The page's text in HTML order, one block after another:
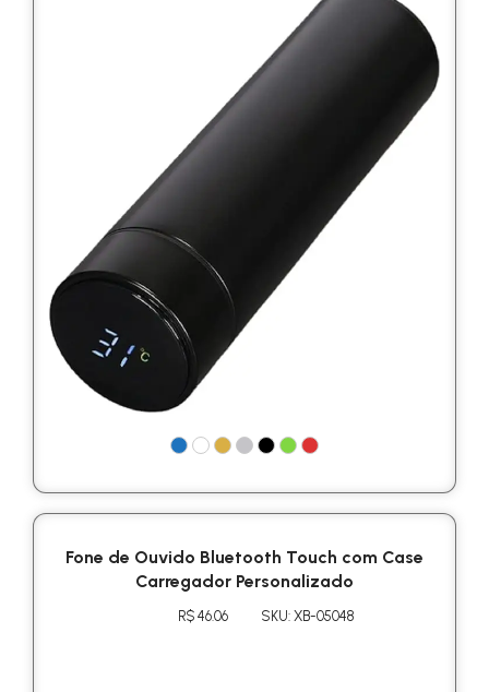
Fone de Ouvido Bluetooth Touch com Case
Carregador Personalizado
R$ 46.06 SKU: XB-05048